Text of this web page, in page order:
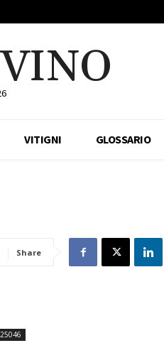
VITIGNI GLOSSARIO
Share
25046